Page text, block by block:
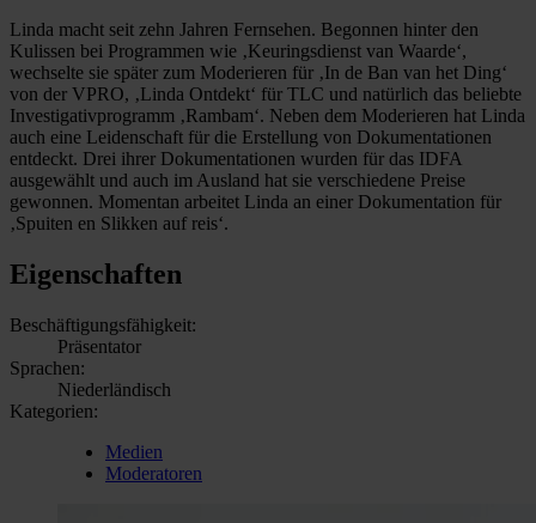
Linda macht seit zehn Jahren Fernsehen. Begonnen hinter den
Kulissen bei Programmen wie ‚Keuringsdienst van Waarde‘,
wechselte sie später zum Moderieren für ‚In de Ban van het Ding‘
von der VPRO, ‚Linda Ontdekt‘ für TLC und natürlich das beliebte
Investigativprogramm ‚Rambam‘. Neben dem Moderieren hat Linda
auch eine Leidenschaft für die Erstellung von Dokumentationen
entdeckt. Drei ihrer Dokumentationen wurden für das IDFA
ausgewählt und auch im Ausland hat sie verschiedene Preise
gewonnen. Momentan arbeitet Linda an einer Dokumentation für
‚Spuiten en Slikken auf reis‘.
Eigenschaften
Beschäftigungsfähigkeit:
Präsentator
Sprachen:
Niederländisch
Kategorien:
Medien
Moderatoren